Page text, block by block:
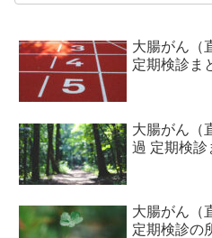
大腸がん（
定期検診ま
大腸がん（
過 定期検診
大腸がん（
定期検診の